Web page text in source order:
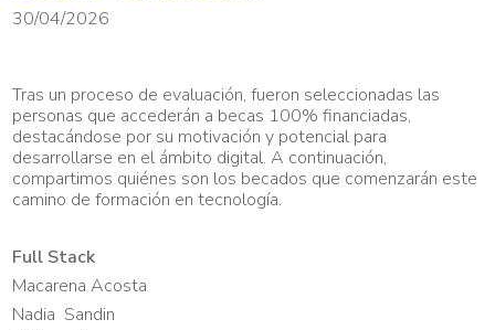
30/04/2026
Tras un proceso de evaluación, fueron seleccionadas las
personas que accederán a becas 100% financiadas,
destacándose por su motivación y potencial para
desarrollarse en el ámbito digital. A continuación,
compartimos quiénes son los becados que comenzarán este
camino de formación en tecnología.
Full Stack
Macarena Acosta
Nadia Sandin